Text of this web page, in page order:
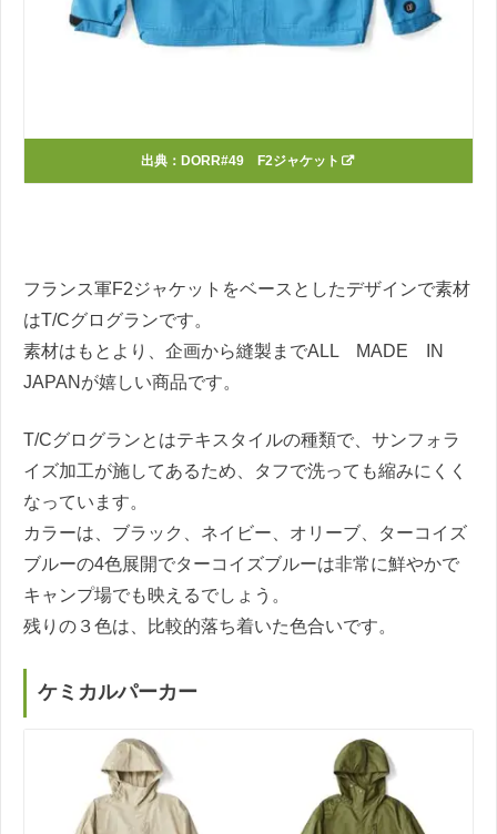
出典： DORR#49 F2ジャケット
フランス軍F2ジャケットをベースとしたデザインで素材
はT/Cグログランです。
素材はもとより、企画から縫製までALL MADE IN
JAPANが嬉しい商品です。
T/Cグログランとはテキスタイルの種類で、サンフォラ
イズ加工が施してあるため、タフで洗っても縮みにくく
なっています。
カラーは、ブラック、ネイビー、オリーブ、ターコイズ
ブルーの4色展開でターコイズブルーは非常に鮮やかで
キャンプ場でも映えるでしょう。
残りの３色は、比較的落ち着いた色合いです。
ケミカルパーカー